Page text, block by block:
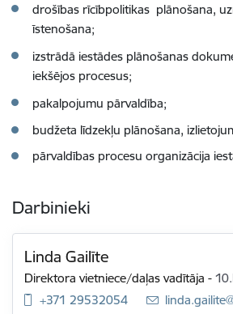
drošības rīcībpolitikas plānošana,
īstenošana;
izstrādā iestādes plānošanas
iekšējos procesus;
pakalpojumu pārvaldība;
budžeta līdzekļu plānošana,
pārvaldības procesu organizācija
Darbinieki
Linda Gailīte
Direktora vietniece/daļas vadītāja -
+371 29532054
E-pasts: